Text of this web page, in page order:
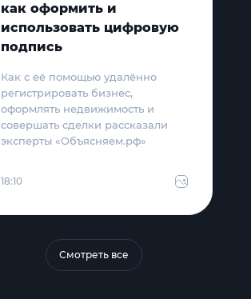
как оформить и
использовать цифровую
подпись
Как с её помощью удалённо
регистрировать бизнес,
оформлять недвижимость и
совершать сделки рассказали
эксперты «Объясняем.рф»
18:10
Смотреть все